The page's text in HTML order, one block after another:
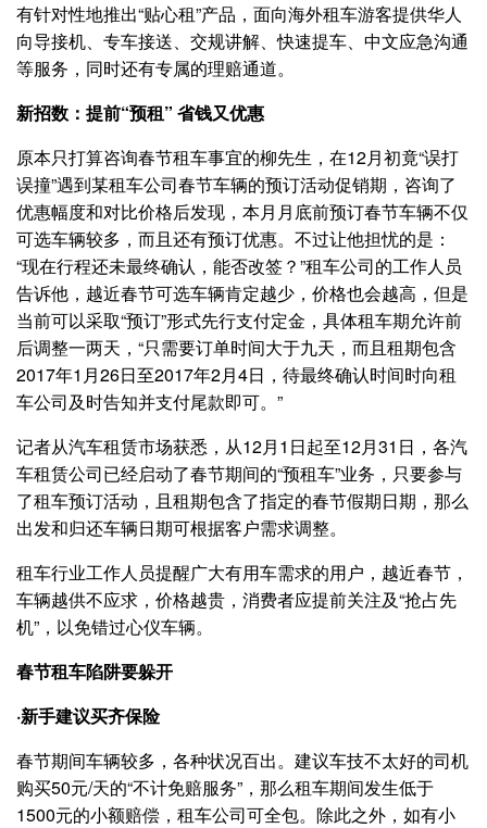
有针对性地推出“贴心租”产品，面向海外租车游客提供华人
向导接机、专车接送、交规讲解、快速提车、中文应急沟通
等服务，同时还有专属的理赔通道。
新招数：提前“预租” 省钱又优惠
原本只打算咨询春节租车事宜的柳先生，在12月初竟“误打
误撞”遇到某租车公司春节车辆的预订活动促销期，咨询了
优惠幅度和对比价格后发现，本月月底前预订春节车辆不仅
可选车辆较多，而且还有预订优惠。不过让他担忧的是：
“现在行程还未最终确认，能否改签？”租车公司的工作人员
告诉他，越近春节可选车辆肯定越少，价格也会越高，但是
当前可以采取“预订”形式先行支付定金，具体租车期允许前
后调整一两天，“只需要订单时间大于九天，而且租期包含
2017年1月26日至2017年2月4日，待最终确认时间时向租
车公司及时告知并支付尾款即可。”
记者从汽车租赁市场获悉，从12月1日起至12月31日，各汽
车租赁公司已经启动了春节期间的“预租车”业务，只要参与
了租车预订活动，且租期包含了指定的春节假期日期，那么
出发和归还车辆日期可根据客户需求调整。
租车行业工作人员提醒广大有用车需求的用户，越近春节，
车辆越供不应求，价格越贵，消费者应提前关注及“抢占先
机”，以免错过心仪车辆。
春节租车陷阱要躲开
·新手建议买齐保险
春节期间车辆较多，各种状况百出。建议车技不太好的司机
购买50元/天的“不计免赔服务”，那么租车期间发生低于
1500元的小额赔偿，租车公司可全包。除此之外，如有小